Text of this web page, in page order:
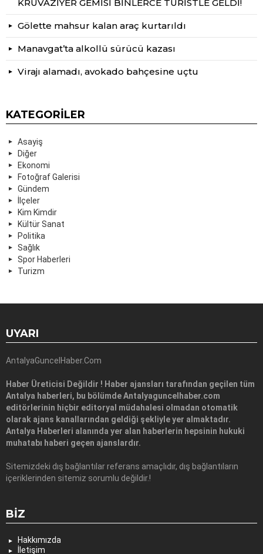
KRUVAZİYER GEMİSİ BİNLERCE TURİSTLE GELDİ!
Gölette mahsur kalan araç kurtarıldı
Manavgat’ta alkollü sürücü kazası
Virajı alamadı, avokado bahçesine uçtu
KATEGORILER
Asayiş
Diğer
Ekonomi
Fotoğraf Galerisi
Gündem
İlçeler
Kim Kimdir
Kültür Sanat
Politika
Sağlık
Spor Haberleri
Turizm
UYARI
AntalyaGuncelHaber.Com
Haber Üreticisi Değildir ! Haber ajansları tarafından geçilen tüm
Antalya haberleri, bu bölümde Antalyaguncelhaber.com
editörlerinin hiçbir editoryal müdahalesi olmadan otomatik
olarak ajans kanallarından geldiği şekliyle yer almaktadır.
Antalya Haberleri alanında yer alan haberlerin hepsinin hukuki
muhatabı haberi geçen ajanslardır.
Sitemizdeki dış bağlantılar referans amaçlıdır, dış bağlantıların
içeriklerinden sitemiz sorumlu değildir.!
BIZ
Hakkımızda
İletişim